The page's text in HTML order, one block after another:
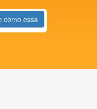
como essa